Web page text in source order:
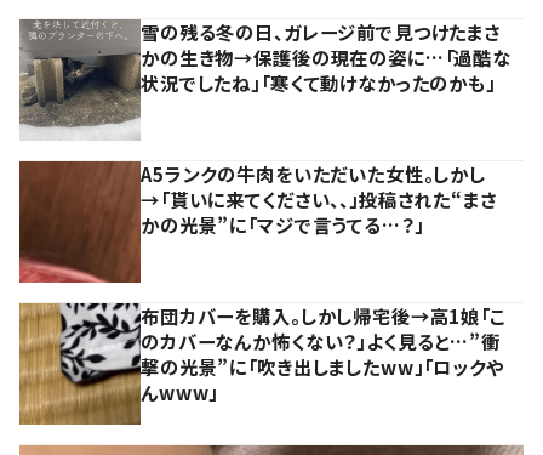
雪の残る冬の日、ガレージ前で見つけたまさ
かの生き物→保護後の現在の姿に…「過酷な
状況でしたね」「寒くて動けなかったのかも」
A5ランクの牛肉をいただいた女性。しかし
→「貰いに来てください、、」投稿された“まさ
かの光景”に「マジで言うてる…？」
布団カバーを購入。しかし帰宅後→高1娘「こ
のカバーなんか怖くない？」よく見ると…”衝
撃の光景”に「吹き出しましたww」「ロックや
んwww」